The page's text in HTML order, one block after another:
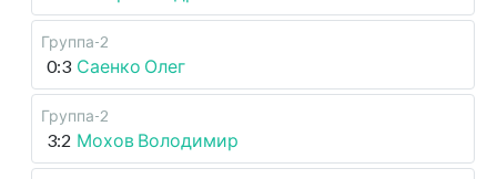
Группа-2
0:3 Саенко Олег
Группа-2
3:2 Мохов Володимир